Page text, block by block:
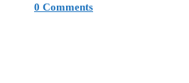
0 Comments